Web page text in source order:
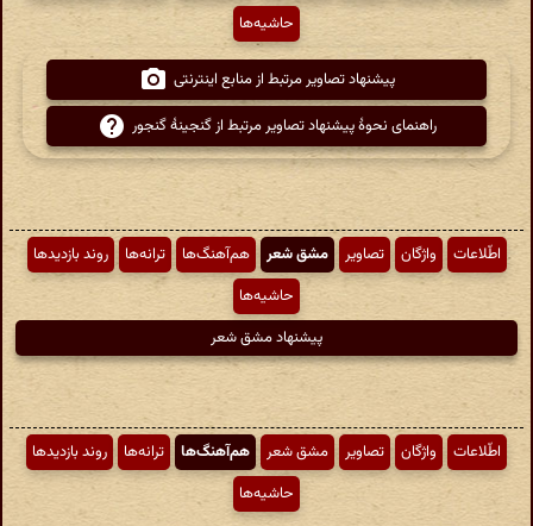
حاشیه‌ها
پیشنهاد تصاویر مرتبط از منابع اینترنتی
راهنمای نحوهٔ پیشنهاد تصاویر مرتبط از گنجینهٔ گنجور
اطّلاعات واژگان تصاویر مشق شعر هم‌آهنگ‌ها ترانه‌ها
روند بازدیدها
حاشیه‌ها
پیشنهاد مشق شعر
اطّلاعات واژگان تصاویر مشق شعر هم‌آهنگ‌ها ترانه‌ها
روند بازدیدها
حاشیه‌ها